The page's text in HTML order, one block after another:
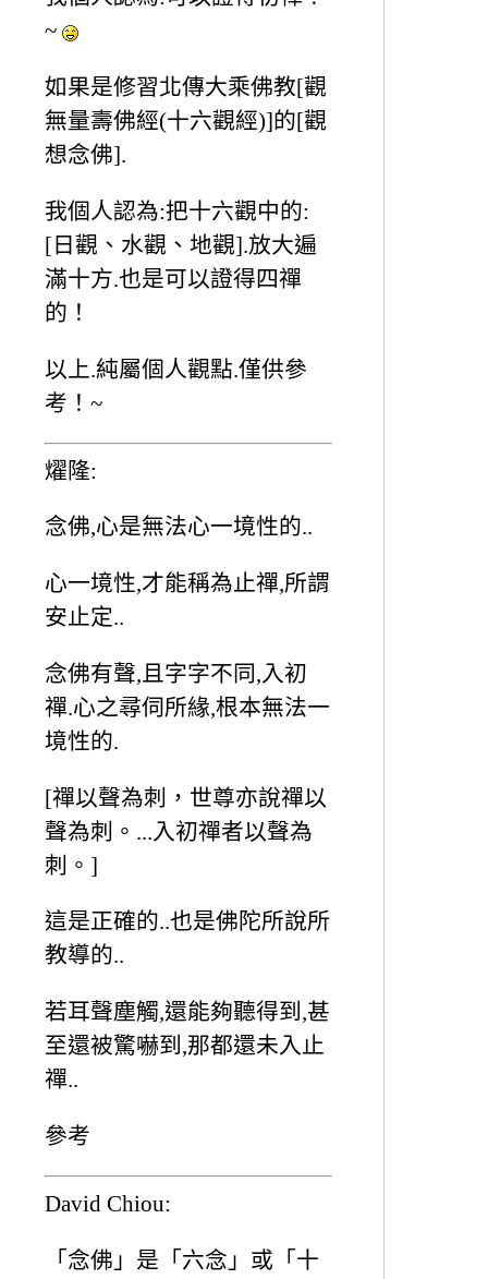
~
如果是修習北傳大乘佛教[觀
無量壽佛經(十六觀經)]的[觀
想念佛].
我個人認為:把十六觀中的:
[日觀、水觀、地觀].放大遍
滿十方.也是可以證得四禪
的！
以上.純屬個人觀點.僅供參
考！~
燿隆:
念佛,心是無法心一境性的..
心一境性,才能稱為止禪,所謂
安止定..
念佛有聲,且字字不同,入初
禪.心之尋伺所緣,根本無法一
境性的.
[禪以聲為刺，世尊亦說禪以
聲為刺。...入初禪者以聲為
刺。]
這是正確的..也是佛陀所說所
教導的..
若耳聲塵觸,還能夠聽得到,甚
至還被驚嚇到,那都還未入止
禪..
參考
David Chiou:
「念佛」是「六念」或「十